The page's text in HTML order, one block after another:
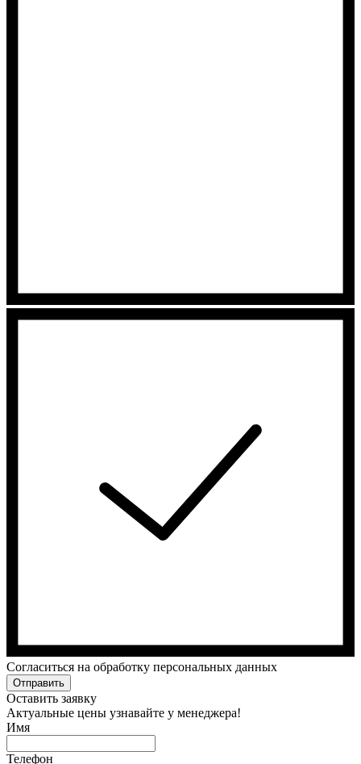
Cогласиться на обработку персональных данных
Отправить
Оставить заявку
Актуальные цены узнавайте у менеджера!
Имя
Телефон